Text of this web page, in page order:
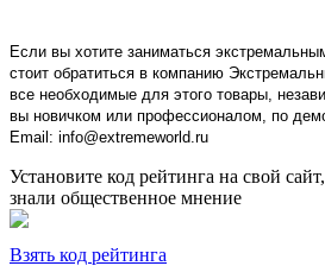
Если вы хотите заниматься
стоит обратиться в компанию
все необходимые для этого товары,
вы новичком или профессионалом, по
Email: info@extremeworld.ru
Установите код рейтинга на свой
знали общественное мнение
Взять код рейтинга